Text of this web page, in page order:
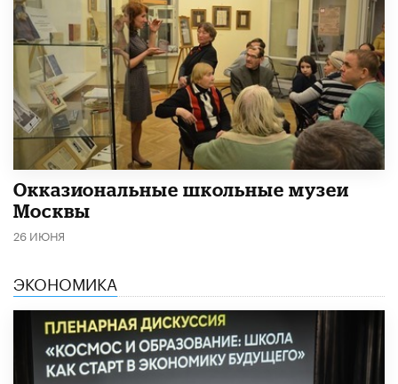
​Окказиональные школьные музеи
Москвы
26 ИЮНЯ
ЭКОНОМИКА